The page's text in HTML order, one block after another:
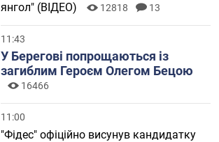
янгол" (ВІДЕО)
12818 13
11:43
У Берегові попрощаються із
загиблим Героєм Олегом Бецою
16466
11:00
"Фідес" офіційно висунув кандидатку